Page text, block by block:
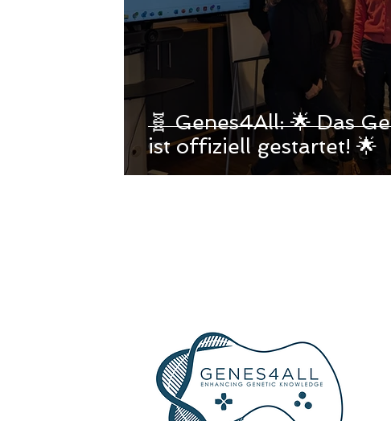
🧬 Genes4All: 🌟 Das
ist offiziell gestartet! 🌟